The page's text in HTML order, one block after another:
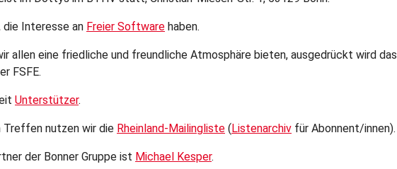
die Interesse an Freier Software haben.
allen eine friedliche und freundliche Atmosphäre bieten, ausgedrückt wird das
FSFE.
Unterstützer.
Treffen nutzen wir die Rheinland-Mailingliste (Listenarchiv für Abonnent/innen).
der Bonner Gruppe ist Michael Kesper.